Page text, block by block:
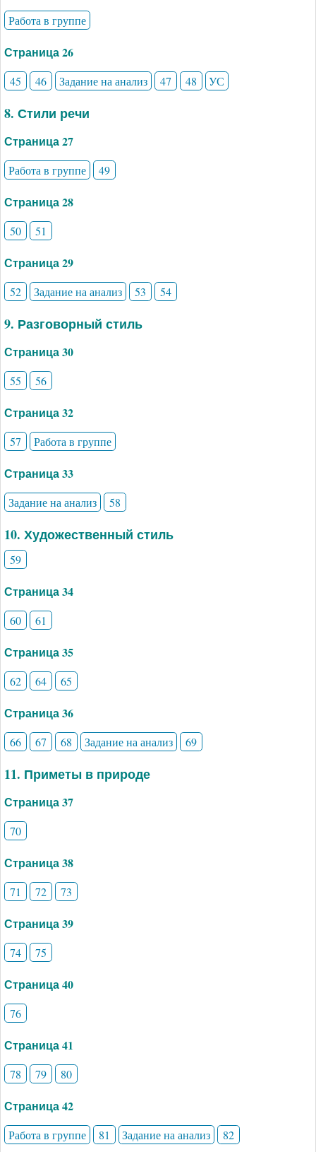
Работа в группе
Страница 26
45 46 Задание на анализ 47 48 УС
8. Стили речи
Страница 27
Работа в группе 49
Страница 28
50 51
Страница 29
52 Задание на анализ 53 54
9. Разговорный стиль
Страница 30
55 56
Страница 32
57 Работа в группе
Страница 33
Задание на анализ 58
10. Художественный стиль
59
Страница 34
60 61
Страница 35
62 64 65
Страница 36
66 67 68 Задание на анализ 69
11. Приметы в природе
Страница 37
70
Страница 38
71 72 73
Страница 39
74 75
Страница 40
76
Страница 41
78 79 80
Страница 42
Работа в группе 81 Задание на анализ 82